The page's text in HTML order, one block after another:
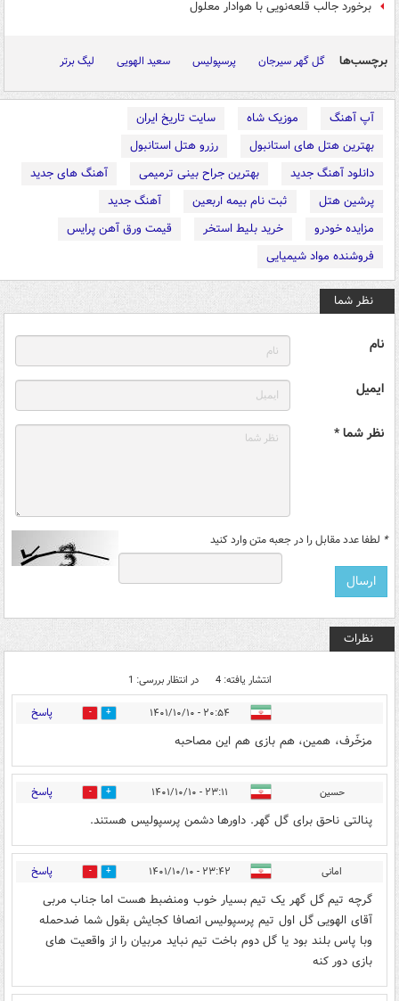
برخورد جالب قلعه‌نویی با هوادار معلول
برچسب‌ها گل گهر سیرجان پرسپولیس سعید الهویی لیگ برتر
آپ آهنگ موزیک شاه
سایت تاریخ ایران
بهترین هتل های استانبول
رزرو هتل استانبول
دانلود آهنگ جدید
بهترین جراح بینی ترمیمی
آهنگ های جدید
پرشین هتل
ثبت نام بیمه اربعین
آهنگ جدید
مزایده خودرو
خرید بلیط استخر
قیمت ورق آهن پرایس
فروشنده مواد شیمیایی
نظر شما
نام
ایمیل
نظر شما *
* لطفا عدد مقابل را در جعبه متن وارد کنید
نظرات
انتشار یافته: 4 در انتظار بررسی: 1
۲۰:۵۴ - ۱۴۰۱/۱۰/۱۰ 0 پاسخ
مزخّرف، همین، هم بازی هم این مصاحبه
حسین ۲۳:۱۱ - ۱۴۰۱/۱۰/۱۰ 0 پاسخ
پنالتی ناحق برای گل گهر. داورها دشمن پرسپولیس هستند.
امانی ۲۳:۴۲ - ۱۴۰۱/۱۰/۱۰ 0 پاسخ
گرچه تیم گل گهر یک تیم بسیار خوب ومنضبط هست اما جناب مربی
آقای الهویی گل اول تیم پرسپولیس انصافا کجایش بقول شما ضدحمله
وبا پاس بلند بود یا گل دوم باخت تیم نباید مربیان را از واقعیت های
بازی دور کنه